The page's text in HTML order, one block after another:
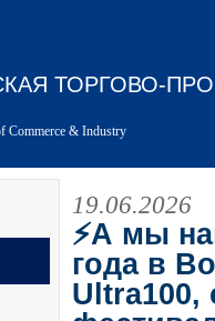
ТОРГОВО-
Commerce & Industry
19.06.2026
⚡А мы
года в